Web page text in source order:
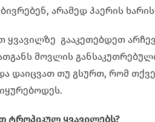
არამედ ჰაერის
ყვავილზე გააკეთებდეთ
მოვლის
დაიცვათ თუ გსურთ, რომ
ტროპიკულ ყვავილებს?